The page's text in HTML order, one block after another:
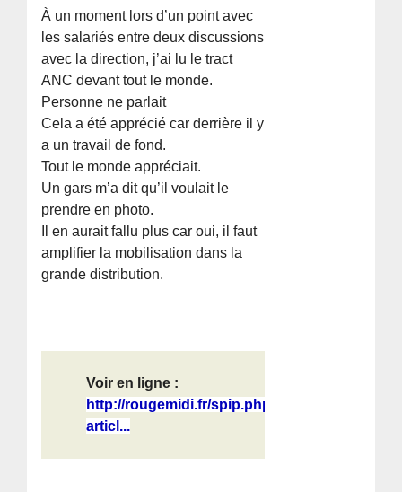
À un moment lors d’un point avec
les salariés entre deux discussions
avec la direction, j’ai lu le tract
ANC devant tout le monde.
Personne ne parlait
Cela a été apprécié car derrière il y
a un travail de fond.
Tout le monde appréciait.
Un gars m’a dit qu’il voulait le
prendre en photo.
Il en aurait fallu plus car oui, il faut
amplifier la mobilisation dans la
grande distribution.
Voir en ligne :
http://rougemidi.fr/spip.php?
articl...